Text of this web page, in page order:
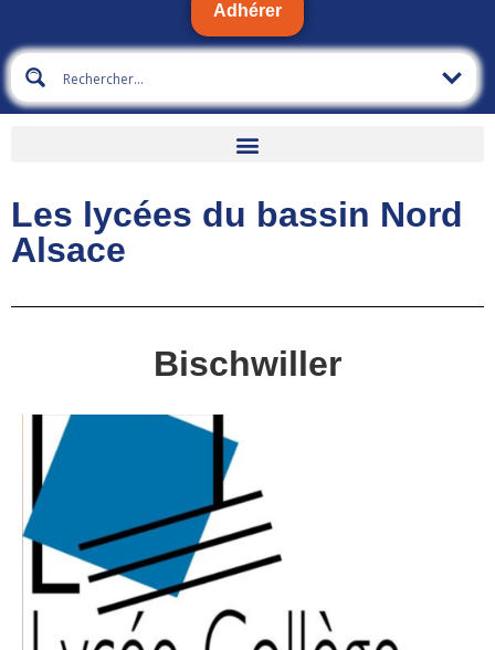
Adhérer
Les lycées du bassin Nord
Alsace
Bischwiller